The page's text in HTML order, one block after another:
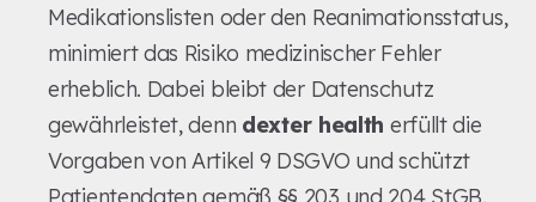
Medikationslisten oder den Reanimationsstatus,
minimiert das Risiko medizinischer Fehler
erheblich. Dabei bleibt der Datenschutz
gewährleistet, denn dexter health erfüllt die
Vorgaben von Artikel 9 DSGVO und schützt
Patientendaten gemäß §§ 203 und 204 StGB.